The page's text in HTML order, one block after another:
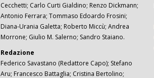
Cecchetti; Carlo Curti Gialdino; Renzo Dickmann;
Antonio Ferrara; Tommaso Edoardo Frosini;
Diana-Urania Galetta; Roberto Miccù; Andrea
Morrone; Giulio M. Salerno; Sandro Staiano.
Redazione
Federico Savastano (Redattore Capo); Stefano
Aru; Francesco Battaglia; Cristina Bertolino;